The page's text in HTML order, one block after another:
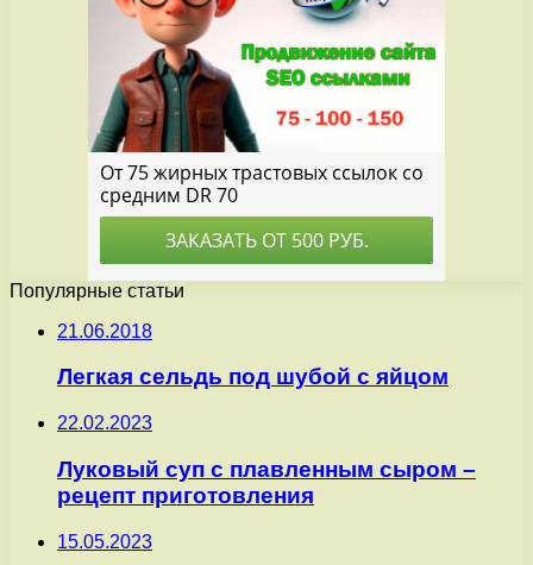
Популярные статьи
21.06.2018
Легкая сельдь под шубой с яйцом
22.02.2023
Луковый суп с плавленным сыром –
рецепт приготовления
15.05.2023